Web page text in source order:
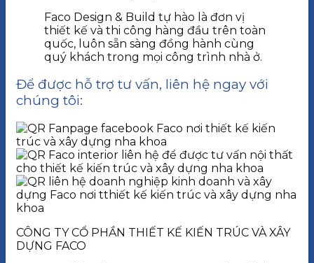
Faco Design & Build tự hào là đơn vị
thiết kế và thi công hàng đầu trên toàn
quốc, luôn sẵn sàng đồng hành cùng
quý khách trong mọi công trình nhà ở.
Để được hỗ trợ tư vấn, liên hệ ngay với
chúng tôi:
CÔNG TY CỔ PHẦN THIẾT KẾ KIẾN TRÚC VÀ XÂY
DỰNG FACO